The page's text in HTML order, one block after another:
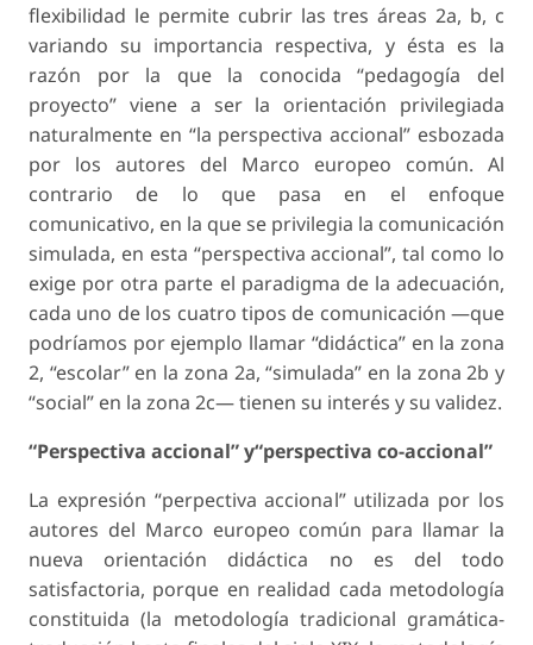
flexibilidad le permite cubrir las tres áreas 2a, b, c
variando su importancia respectiva, y ésta es la
razón por la que la conocida “pedagogía del
proyecto” viene a ser la orientación privilegiada
naturalmente en “la perspectiva accional” esbozada
por los autores del Marco europeo común. Al
contrario de lo que pasa en el enfoque
comunicativo, en la que se privilegia la comunicación
simulada, en esta “perspectiva accional”, tal como lo
exige por otra parte el paradigma de la adecuación,
cada uno de los cuatro tipos de comunicación —que
podríamos por ejemplo llamar “didáctica” en la zona
2, “escolar” en la zona 2a, “simulada” en la zona 2b y
“social” en la zona 2c— tienen su interés y su validez.
“Perspectiva accional” y“perspectiva co-accional”
La expresión “perpectiva accional” utilizada por los
autores del Marco europeo común para llamar la
nueva orientación didáctica no es del todo
satisfactoria, porque en realidad cada metodología
constituida (la metodología tradicional gramática-